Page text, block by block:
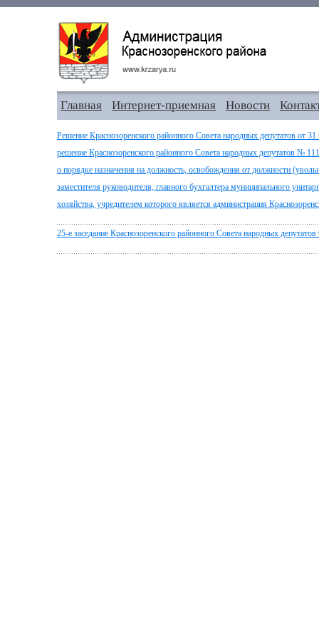
Главная Интернет-приемная Новости
Решение Краснозоренского районного Совета народных депутатов от
решение Краснозоренского районного Совета народных депутатов №
о порядке назначения на должность, освобождения от должности
заместителя руководителя, главного бухгалтера муниципального
хозяйства, учредителем которого является администрация
25-е заседание Краснозоренского районного Совета народных